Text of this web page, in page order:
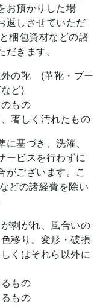
お預かりした場
返しさせていただ
梱包資材などの諸
きます。
外の靴 (革靴・ブー
ど)
もの
著しく汚れたもの
に基づき、洗濯、
ービスを行わずに
がございます。こ
どの諸経費を除い
剥がれ、風合いの
移り、変形・破損
くはそれら以外に
もの
もの